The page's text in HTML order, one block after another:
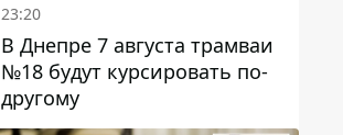
23:20
В Днепре 7 августа трамваи
№18 будут курсировать по-
другому